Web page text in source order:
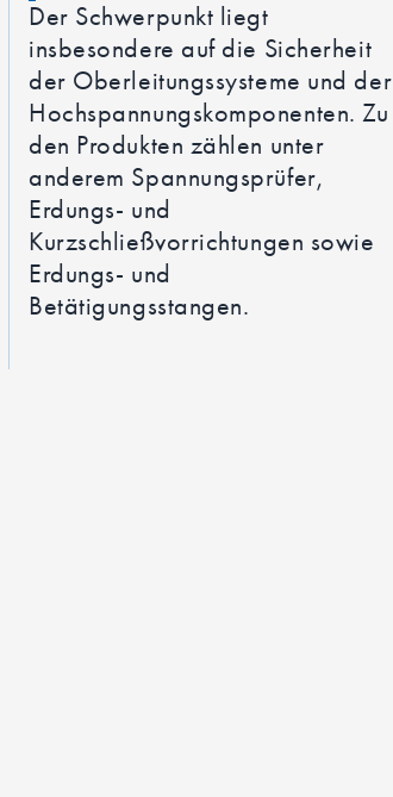
Der Schwerpunkt liegt
insbesondere auf die Sicherheit
der Oberleitungssysteme und der
Hochspannungskomponenten. Zu
den Produkten zählen unter
anderem Spannungsprüfer,
Erdungs- und
Kurzschließvorrichtungen sowie
Erdungs- und
Betätigungsstangen.